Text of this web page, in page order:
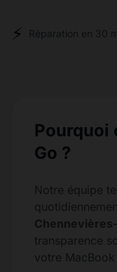
⚡ Réparation en 30
Pourquoi
Go ?
Notre équipe
transparence
votre MacBook